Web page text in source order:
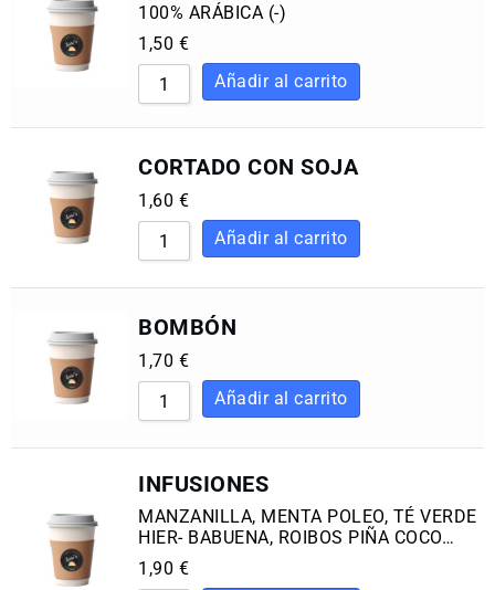
100% ARÁBICA (-)
1,50 €
CORTADO CON SOJA
1,60 €
BOMBÓN
1,70 €
INFUSIONES
MANZANILLA, MENTA POLEO, TÉ VERDE
HIER- BABUENA, ROIBOS PIÑA COCO…
1,90 €